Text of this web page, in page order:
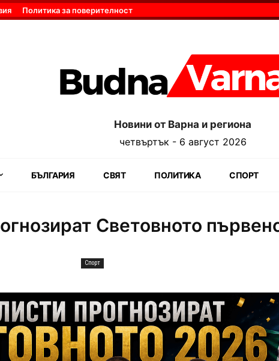
Политика за поверителност
Новини от Варна и региона
четвъртък - 6 август 2026
БЪЛГАРИЯ СВЯТ ПОЛИТИКА СПОРТ
Световното
Спорт